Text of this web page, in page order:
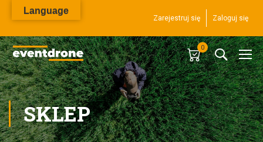
Zarejestruj się Zaloguj się
0
SKLEP
Language